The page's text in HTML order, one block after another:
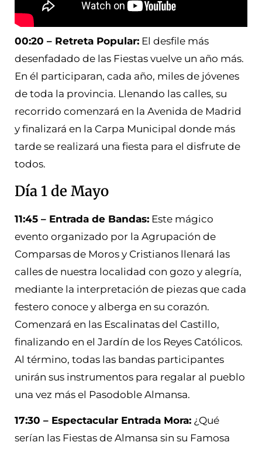
00:20 – Retreta Popular: El desfile más
desenfadado de las Fiestas vuelve un año más.
En él participaran, cada año, miles de jóvenes
de toda la provincia. Llenando las calles, su
recorrido comenzará en la Avenida de Madrid
y finalizará en la Carpa Municipal donde más
tarde se realizará una fiesta para el disfrute de
todos.
Día 1 de Mayo
11:45 – Entrada de Bandas: Este mágico
evento organizado por la Agrupación de
Comparsas de Moros y Cristianos llenará las
calles de nuestra localidad con gozo y alegría,
mediante la interpretación de piezas que cada
festero conoce y alberga en su corazón.
Comenzará en las Escalinatas del Castillo,
finalizando en el Jardín de los Reyes Católicos.
Al término, todas las bandas participantes
unirán sus instrumentos para regalar al pueblo
una vez más el Pasodoble Almansa.
17:30 – Espectacular Entrada Mora: ¿Qué
serían las Fiestas de Almansa sin su Famosa